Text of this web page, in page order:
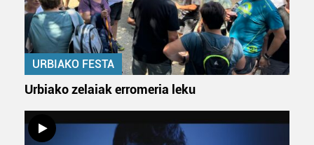
URBIAKO FESTA
Urbiako zelaiak erromeria leku